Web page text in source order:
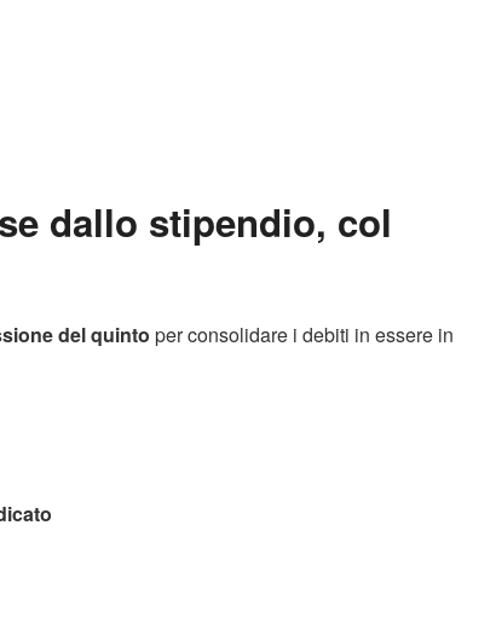
dallo stipendio, col
del quinto per consolidare i debiti in essere in